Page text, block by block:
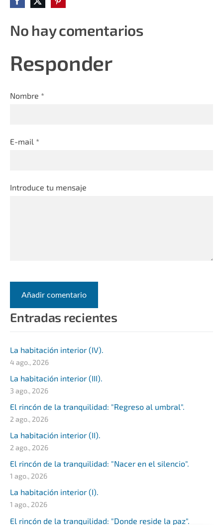
Entradas recientes
La habitación interior (IV).
4 ago., 2026
La habitación interior (III).
3 ago., 2026
El rincón de la tranquilidad: "Regreso al umbral".
2 ago., 2026
La habitación interior (II).
2 ago., 2026
El rincón de la tranquilidad: "Nacer en el silencio".
1 ago., 2026
La habitación interior (I).
1 ago., 2026
El rincón de la tranquilidad: "Donde reside la paz".
No hay comentarios
Responder
Nombre *
E-mail *
Introduce tu mensaje